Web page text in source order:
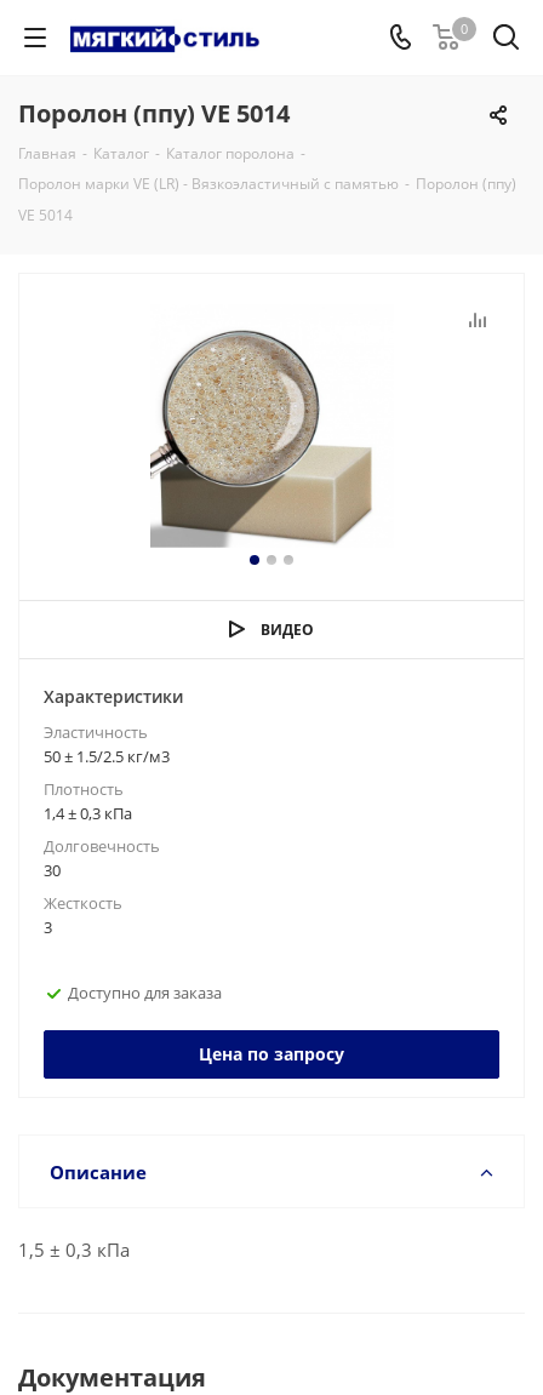
0
Поролон (ппу) VE 5014
Главная - Каталог - Каталог поролона -
Поролон марки VE (LR) - Вязкоэластичный с памятью - Поролон (ппу)
VE 5014
ВИДЕО
Характеристики
Эластичность
50 ± 1.5/2.5 кг/м3
Плотность
1,4 ± 0,3 кПа
Долговечность
30
Жесткость
3
Доступно для заказа
Цена по запросу
Описание
1,5 ± 0,3 кПа
Документация